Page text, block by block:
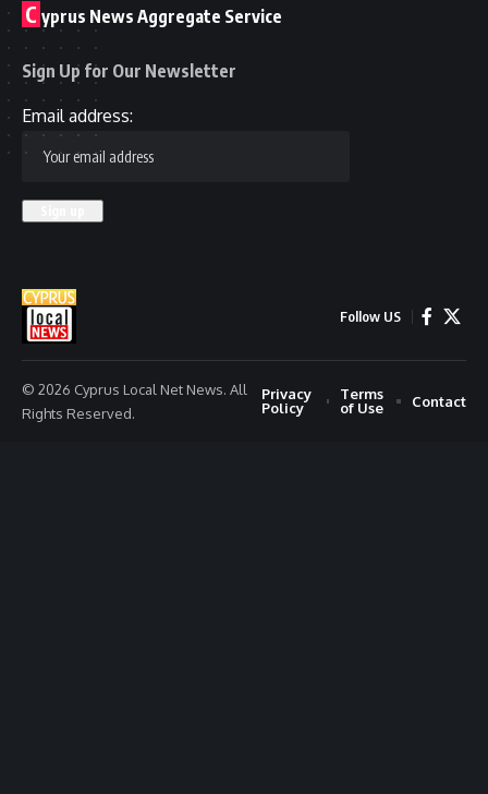
C yprus News Aggregate Service
Sign Up for Our Newsletter
Email address:
Follow US
© 2026 Cyprus Local Net News. All
Rights Reserved.
Privacy
Policy
Terms
of Use
Contact